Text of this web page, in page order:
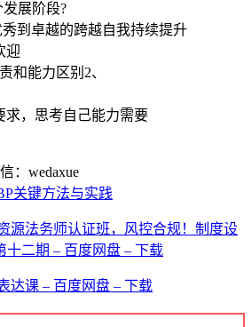
展阶段?
到卓越的跨越自我持续提升
迎
和能力区别2、
求，思考自己能力需要
：wedaxue
关键方法与实践
源法务师认证班，风控合规！制度设
十二期 – 百度网盘 – 下载
达课 – 百度网盘 – 下载